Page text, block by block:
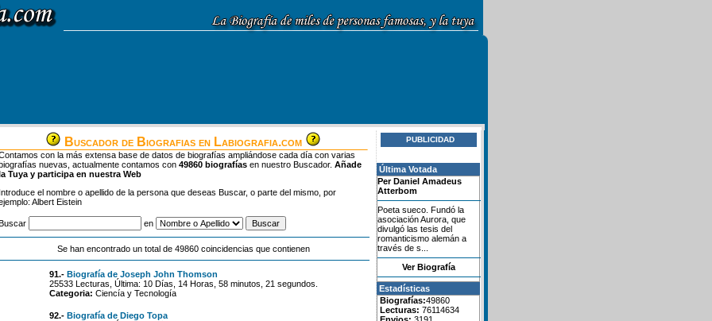
Buscador de Biografias en Labiografia.com
con la más extensa base de datos de biografías ampliándose cada día con varias
nuevas, actualmente contamos con 49860 biografías en nuestro Buscador. Añade
Tuya y participa en nuestra Web
Introduce el nombre o apellido de la persona que deseas Buscar, o parte del mismo, por
Albert Eistein
en
Se han encontrado un total de 49860 coincidencias que contienen
91.- Biografía de Joseph John Thomson
25533 Lecturas, Última: 10 Días, 14 Horas, 58 minutos, 21 segundos.
Categoria: Ciencía y Tecnología
92.- Biografía de Diego Topa
PUBLICIDAD
Última Votada
Per Daniel Amadeus
Atterbom
Poeta sueco. Fundó la
asociación Aurora, que
divulgó las tesis del
romanticismo alemán a
través de s...
Ver Biografía
Estadísticas
Biografías:49860
Lecturas: 76114634